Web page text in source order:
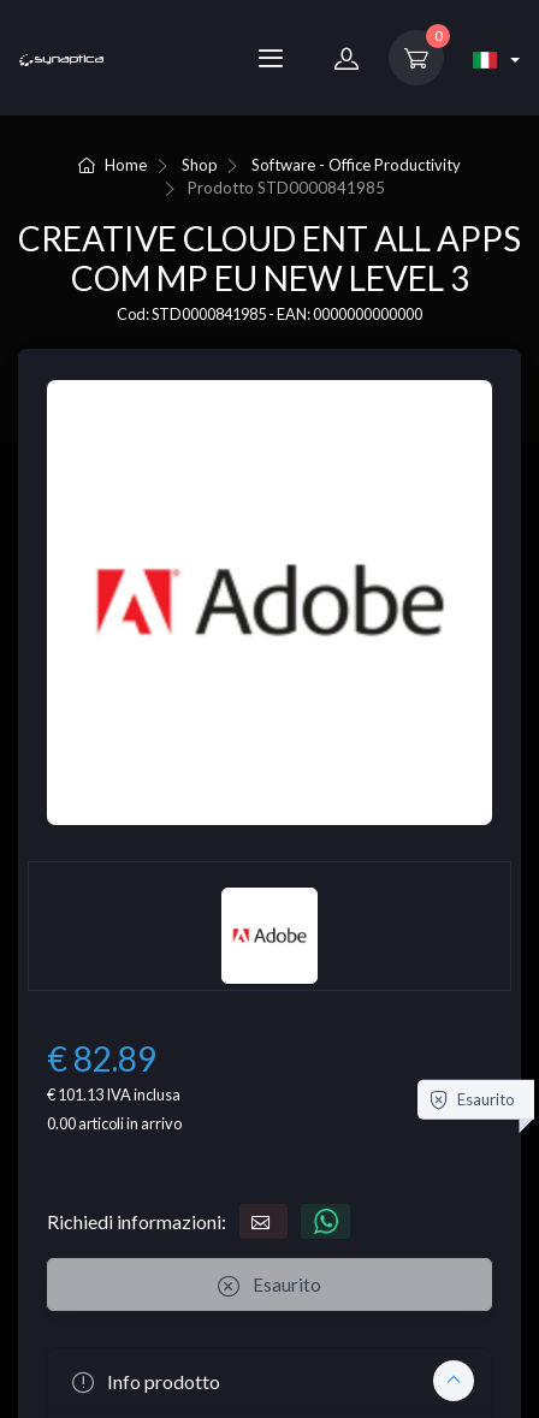
0
Home Shop
Software - Office Productivity
ProdottoSTD0000841985
CREATIVE CLOUD ENT ALL APPS
COM MP EU NEW LEVEL 3
Cod: STD0000841985 - EAN: 0000000000000
€ 82.89
€ 101.13IVA inclusa
0.00articoli in arrivo
Esaurito
Richiedi informazioni:
Esaurito
Info prodotto